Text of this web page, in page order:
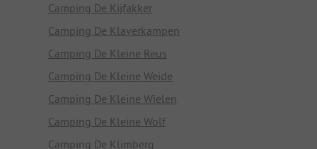
Camping De Kijfakker
Camping De Klaverkampen
Camping De Kleine Reus
Camping De Kleine Weide
Camping De Kleine Wielen
Camping De Kleine Wolf
Camping De Klimberg